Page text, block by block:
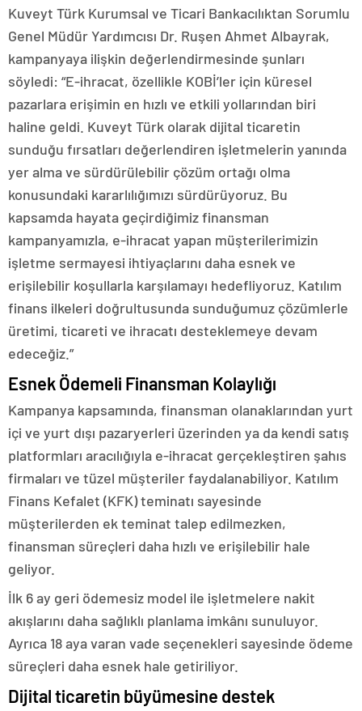
Kuveyt Türk Kurumsal ve Ticari Bankacılıktan Sorumlu
Genel Müdür Yardımcısı Dr. Ruşen Ahmet Albayrak,
kampanyaya ilişkin değerlendirmesinde şunları
söyledi: “E-ihracat, özellikle KOBİ’ler için küresel
pazarlara erişimin en hızlı ve etkili yollarından biri
haline geldi. Kuveyt Türk olarak dijital ticaretin
sunduğu fırsatları değerlendiren işletmelerin yanında
yer alma ve sürdürülebilir çözüm ortağı olma
konusundaki kararlılığımızı sürdürüyoruz. Bu
kapsamda hayata geçirdiğimiz finansman
kampanyamızla, e-ihracat yapan müşterilerimizin
işletme sermayesi ihtiyaçlarını daha esnek ve
erişilebilir koşullarla karşılamayı hedefliyoruz. Katılım
finans ilkeleri doğrultusunda sunduğumuz çözümlerle
üretimi, ticareti ve ihracatı desteklemeye devam
edeceğiz.”
Esnek Ödemeli Finansman Kolaylığı
Kampanya kapsamında, finansman olanaklarından yurt
içi ve yurt dışı pazaryerleri üzerinden ya da kendi satış
platformları aracılığıyla e-ihracat gerçekleştiren şahıs
firmaları ve tüzel müşteriler faydalanabiliyor. Katılım
Finans Kefalet (KFK) teminatı sayesinde
müşterilerden ek teminat talep edilmezken,
finansman süreçleri daha hızlı ve erişilebilir hale
geliyor.
İlk 6 ay geri ödemesiz model ile işletmelere nakit
akışlarını daha sağlıklı planlama imkânı sunuluyor.
Ayrıca 18 aya varan vade seçenekleri sayesinde ödeme
süreçleri daha esnek hale getiriliyor.
Dijital ticaretin büyümesine destek